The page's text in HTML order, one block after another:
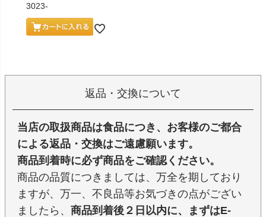
3023-
返品・交換について
当店の取扱商品は食品につき、お客様のご都合
による返品・交換はご遠慮願います。
商品到着時に必ず商品をご確認ください。
商品の品質につきましては、万全を期しており
ますが、万一、不良品等お気づきの点がござい
ましたら、 商品到着後２日以内に、まずはE-